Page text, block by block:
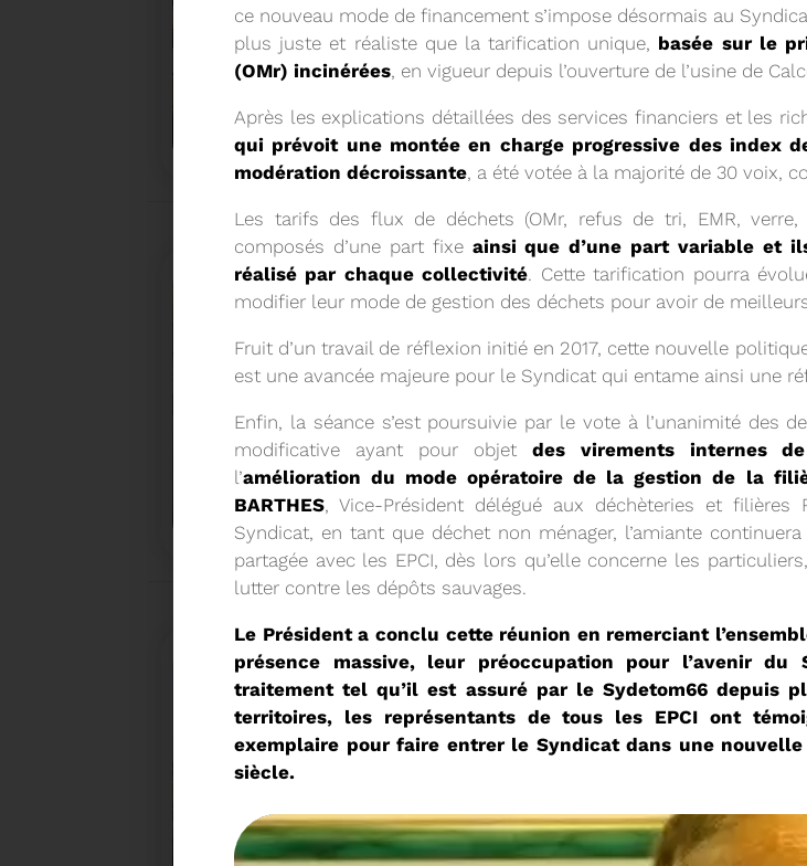
BRUNO VALIENTE RÉÉLU PRÉSIDENT
Voir plus
18/02/2026
COMMUNIQUÉ DE PRESSE
Tempête Nils - Gestion des déchets végétaux
Voir plus
27/01/2026
ce nouveau mode de financement s’impose désormais au
plus juste et réaliste que la tarification unique, basée sur le
(OMr) incinérées, en vigueur depuis l’ouverture de l’usine de
Après les explications détaillées des services financiers et les
qui prévoit une montée en charge progressive des index
modération décroissante, a été votée à la majorité de 30 voix,
Les tarifs des flux de déchets (OMr, refus de tri, EMR,
composés d’une part fixe ainsi que d’une part variable et
réalisé par chaque collectivité. Cette tarification pourra
modifier leur mode de gestion des déchets pour avoir de
Fruit d’un travail de réflexion initié en 2017, cette nouvelle
est une avancée majeure pour le Syndicat qui entame ainsi une
Enfin, la séance s’est poursuivie par le vote à l’unanimité des
modificative ayant pour objet des virements internes
l’amélioration du mode opératoire de la gestion de la
BARTHES, Vice-Président délégué aux déchèteries et
Syndicat, en tant que déchet non ménager, l’amiante
partagée avec les EPCI, dès lors qu’elle concerne les
lutter contre les dépôts sauvages.
Le Président a conclu cette réunion en remerciant
présence massive, leur préoccupation pour l’avenir
traitement tel qu’il est assuré par le Sydetom66 depuis
territoires, les représentants de tous les EPCI ont
exemplaire pour faire entrer le Syndicat dans une
siècle.